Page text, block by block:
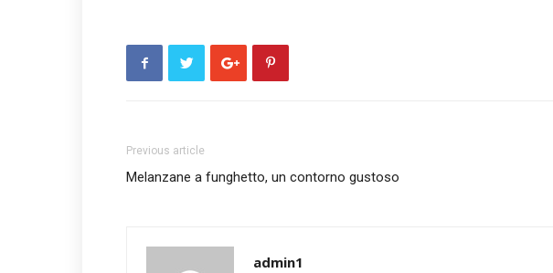
Previous article
Melanzane a funghetto, un contorno gustoso
admin1